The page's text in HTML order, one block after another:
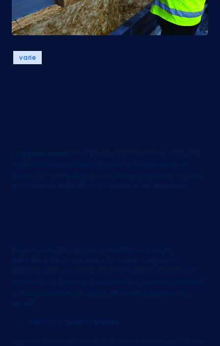
Posted
in
varie
cappotto termico
è un particolare rivestimento che serve
per
e in parte acusticamente una
stanza o una costruzione, e può essere realizzato sia in fase
di costruzione dell’edificio sia nei casi di ristrutturazione.
Pannelli isolanti che vengono applicati sulle pareti
dell’edificio vanno a formare il cosidetto
e
possono essere di diversi materiali e variano in base alle
esigenze: il loro fissaggio alle pareti può avvenire mediante
l’utilizzo di particolari collanti o attraverso la foratura con
tasselli.
CAPPOTTO TERMICO INTERNO
Il cappotto termico interno è un sistema isolante con il quale